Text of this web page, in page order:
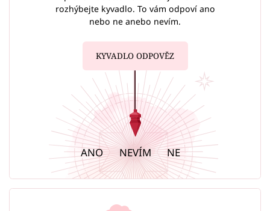
rozhýbejte kyvadlo. To vám odpoví ano
nebo ne anebo nevím.
KYVADLO ODPOVĚZ
ANO NEVÍM NE